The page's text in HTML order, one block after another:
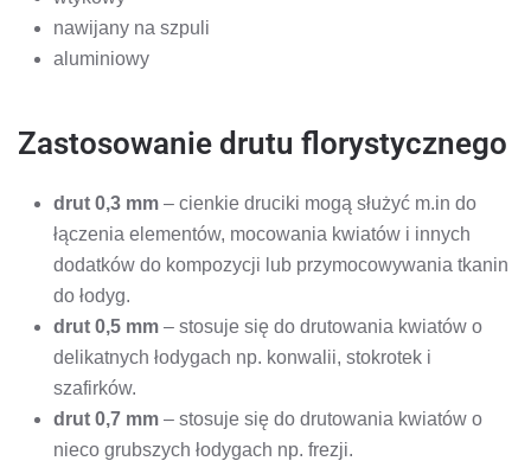
nawijany na szpuli
aluminiowy
Zastosowanie drutu florystycznego
drut 0,3 mm – cienkie druciki mogą służyć m.in do
łączenia elementów, mocowania kwiatów i innych
dodatków do kompozycji lub przymocowywania tkanin
do łodyg.
drut 0,5 mm – stosuje się do drutowania kwiatów o
delikatnych łodygach np. konwalii, stokrotek i
szafirków.
drut 0,7 mm – stosuje się do drutowania kwiatów o
nieco grubszych łodygach np. frezji.